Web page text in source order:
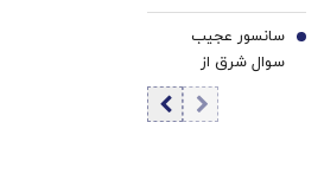
جیبوتی +فیلم
سانسور عجیب
سوال شرق از
رئیس‌جمهور در
7